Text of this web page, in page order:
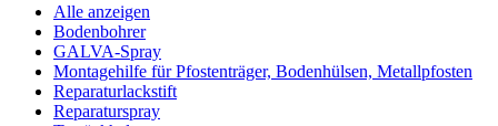
Alle anzeigen
Bodenbohrer
GALVA-Spray
Montagehilfe für Pfostenträger, Bodenhülsen, Metallpfosten
Reparaturlackstift
Reparaturspray